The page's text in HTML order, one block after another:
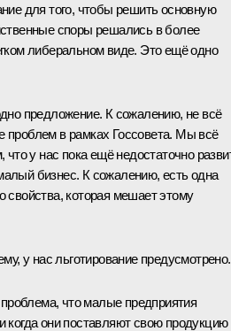
для того, чтобы решить основную
споры решались в более
либеральном виде. Это ещё одно
предложение. К сожалению, не всё
проблем в рамках Госсовета. Мы всё
что у нас пока ещё недостаточно
бизнес. К сожалению, есть одна
свойства, которая мешает этому
у нас льготирование предусмотрено.
что малые предприятия
они поставляют свою продукцию